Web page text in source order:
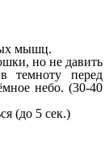
мышц.
но не давить
темноту перед
небо. (30-40
(до 5 сек.)